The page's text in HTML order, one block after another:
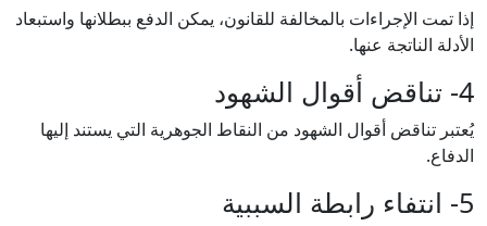
إذا تمت الإجراءات بالمخالفة للقانون، يمكن الدفع ببطلانها واستبعاد
الأدلة الناتجة عنها.
4- تناقض أقوال الشهود
يُعتبر تناقض أقوال الشهود من النقاط الجوهرية التي يستند إليها
الدفاع.
5- انتفاء رابطة السببية